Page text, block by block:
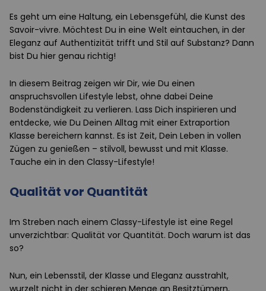
Es geht um eine Haltung, ein Lebensgefühl, die Kunst des
Savoir-vivre. Möchtest Du in eine Welt eintauchen, in der
Eleganz auf Authentizität trifft und Stil auf Substanz? Dann
bist Du hier genau richtig!
In diesem Beitrag zeigen wir Dir, wie Du einen
anspruchsvollen Lifestyle lebst, ohne dabei Deine
Bodenständigkeit zu verlieren. Lass Dich inspirieren und
entdecke, wie Du Deinen Alltag mit einer Extraportion
Klasse bereichern kannst. Es ist Zeit, Dein Leben in vollen
Zügen zu genießen – stilvoll, bewusst und mit Klasse.
Tauche ein in den Classy-Lifestyle!
Qualität vor Quantität
Im Streben nach einem Classy-Lifestyle ist eine Regel
unverzichtbar: Qualität vor Quantität. Doch warum ist das
so?
Nun, ein Lebensstil, der Klasse und Eleganz ausstrahlt,